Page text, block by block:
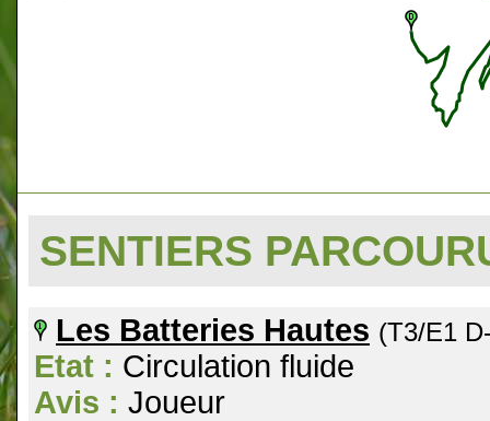
SENTIERS
Les Batteries Hautes (T3/E1
Etat : Circulation fluide
Avis : Joueur